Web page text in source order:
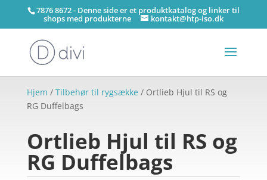
7876 8672 - Denne side er et produktkatalog og linker til
shops med produkterne kontakt@htp-iso.dk
Hjem / Tilbehør til rygsække / Ortlieb Hjul til RS og
RG Duffelbags
Ortlieb Hjul til RS og
RG Duffelbags